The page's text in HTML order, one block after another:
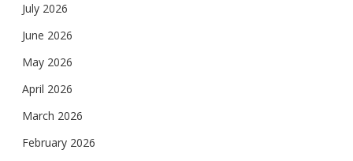
July 2026
June 2026
May 2026
April 2026
March 2026
February 2026